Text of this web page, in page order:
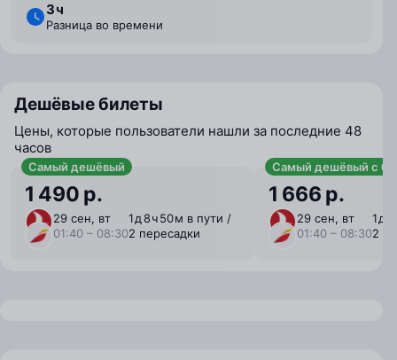
3 ⁠ч
Разница во времени
Дешёвые билеты
Цены, которые пользователи нашли за последние 48
часов
Самый дешёвый
1 490 р.
29 сен, вт
01:40 – 08:30
1 ⁠д 8 ⁠ч 50 ⁠м в пути /
2 пересадки
Самый дешёвый с
1 666 р.
29 сен, вт
01:40 – 08:30
1 ⁠д
2